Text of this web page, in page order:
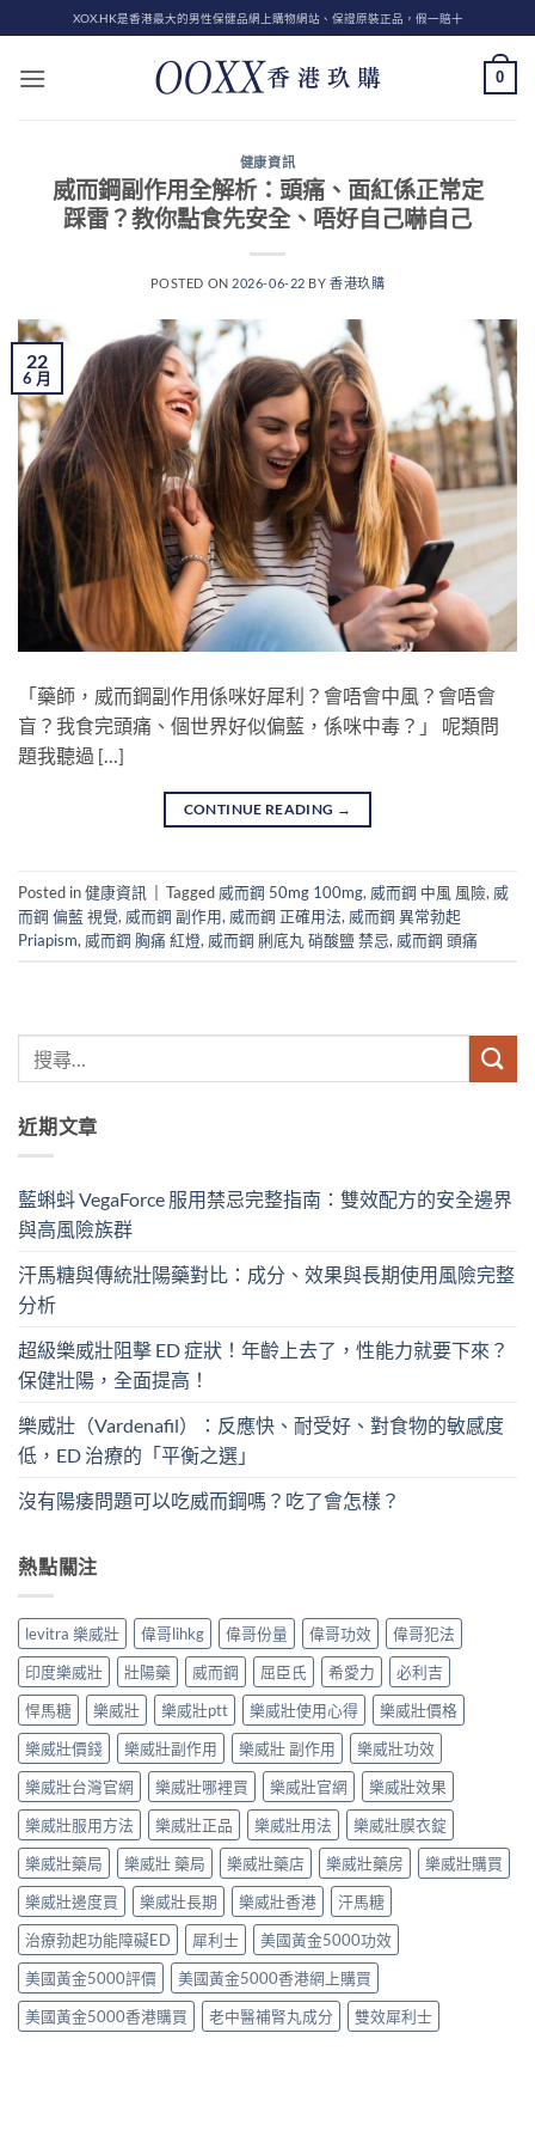
to
content
XOX.HK是香港最大的男性保健品網上購物網站、保證原裝正品，假一賠十
0
健康資訊
威而鋼副作用全解析：頭痛、面紅係正常定
踩雷？教你點食先安全、唔好自己嚇自己
POSTED ON 2026-06-22 BY香港玖購
22
6 月
「藥師，威而鋼副作用係咪好犀利？會唔會中風？會唔會
盲？我食完頭痛、個世界好似偏藍，係咪中毒？」 呢類問
題我聽過 […]
CONTINUE READING →
Posted in健康資訊 Tagged 威而鋼 50mg 100mg, 威而鋼 中風 風險, 威
而鋼 偏藍 視覺, 威而鋼 副作用, 威而鋼 正確用法, 威而鋼 異常勃起
Priapism, 威而鋼 胸痛 紅燈, 威而鋼 脷底丸 硝酸鹽 禁忌, 威而鋼 頭痛
近期文章
藍蝌蚪 VegaForce 服用禁忌完整指南：雙效配方的安全邊界
與高風險族群
汗馬糖與傳統壯陽藥對比：成分、效果與長期使用風險完整
分析
超級樂威壯阻擊 ED 症狀！年齡上去了，性能力就要下來？
保健壯陽，全面提高！
樂威壯（Vardenafil）：反應快、耐受好、對食物的敏感度
低，ED 治療的「平衡之選」
沒有陽痿問題可以吃威而鋼嗎？吃了會怎樣？
熱點關注
levitra 樂威壯 偉哥lihkg 偉哥份量 偉哥功效
偉哥犯法
印度樂威壯
壯陽藥 威而鋼 屈臣氏 希愛力
必利吉
悍馬糖
樂威壯 樂威壯ptt 樂威壯使用心得
樂威壯價格
樂威壯價錢
樂威壯副作用 樂威壯 副作用
樂威壯功效
樂威壯台灣官網
樂威壯哪裡買 樂威壯官網
樂威壯效果
樂威壯服用方法
樂威壯正品 樂威壯用法
樂威壯膜衣錠
樂威壯藥局
樂威壯 藥局 樂威壯藥店 樂威壯藥房
樂威壯購買
樂威壯邊度買
樂威壯長期 樂威壯香港
汗馬糖
治療勃起功能障礙ED
犀利士
美國黃金5000功效
美國黃金5000評價
美國黃金5000香港網上購買
美國黃金5000香港購買
老中醫補腎丸成分 雙效犀利士